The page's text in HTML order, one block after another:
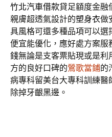
竹北汽車借款貸足額度金融
親膚超透氣設計的塑身衣做
具風格可還多種品項可以選
便宜能優化，應好處方案服
錢無論是支客票貼現或是
方的良好口碑的鶯歌當鋪的
病專科留美台大專科訓練醫
除掉牙齦黑邊。